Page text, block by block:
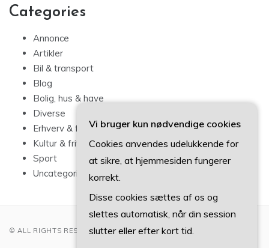
Categories
Annonce
Artikler
Bil & transport
Blog
Bolig, hus & have
Diverse
Erhverv & forbrug
Kultur & fritid
Sport
Uncategorized
© ALL RIGHTS RESERVED 2022
Vi bruger kun nødvendige cookies
Cookies anvendes udelukkende for
at sikre, at hjemmesiden fungerer
korrekt.
Disse cookies sættes af os og
slettes automatisk, når din session
slutter eller efter kort tid.